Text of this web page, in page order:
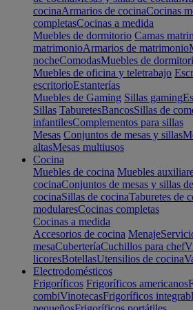
cocinaArmarios de cocinaCocinas
completasCocinas a medida
Muebles de dormitorio Camas
matrimonioArmarios de matrimonio
nocheComodasMuebles de
Muebles de oficina y teletrabajo
escritorioEstanterías
Muebles de Gaming Sillas gaming
Sillas TaburetesBancosSillas de
infantilesComplementos para sillas
Mesas Conjuntos de mesas y sillas
altasMesas multiusos
Cocina
Muebles de cocina Muebles
cocinaConjuntos de mesas y sillas
cocinaSillas de cocinaTaburetes de
modularesCocinas completas
Cocinas a medida
Accesorios de cocina Menaje
mesaCuberteríaCuchillos para chef
licoresBotellasUtensilios de cocina
Electrodomésticos
Frigoríficos Frigoríficos americanos
combiVinotecasFrigoríficos